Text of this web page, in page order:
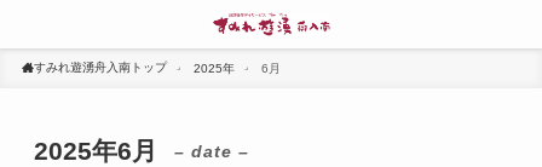
すみれ遊湧舟入南トップ 2025年 6月
2025年6月 – date –